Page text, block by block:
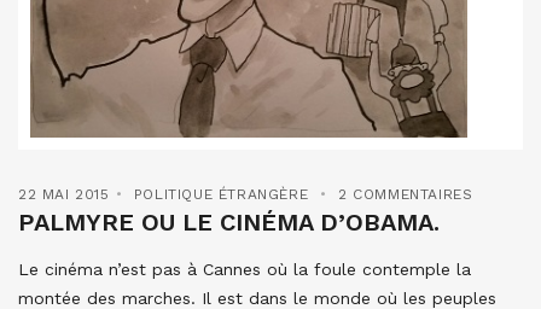
22 MAI 2015 POLITIQUE ÉTRANGÈRE 2 COMMENTAIRES
PALMYRE OU LE CINÉMA D’OBAMA.
Le cinéma n’est pas à Cannes où la foule contemple la
montée des marches. Il est dans le monde où les peuples